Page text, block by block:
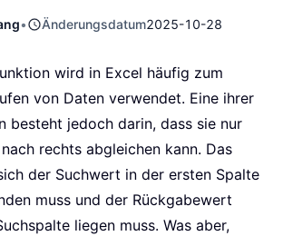
• Änderungsdatum2025-10-28
wird in Excel häufig zum
von Daten verwendet. Eine ihrer
besteht jedoch darin, dass sie nur
rechts abgleichen kann. Das
der Suchwert in der ersten Spalte
muss und der Rückgabewert
liegen muss. Was aber,